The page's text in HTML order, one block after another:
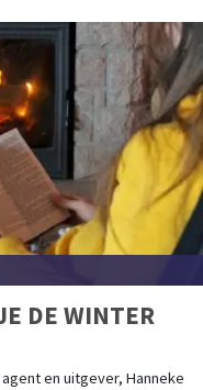
DE WINTER
en uitgever, Hanneke